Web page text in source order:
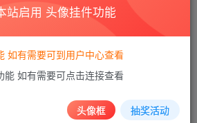
成搜索。
站启用 头像挂件功能
如有需要可到用户中心查看
能 如有需要可点击连接查看
头像框 抽奖活动